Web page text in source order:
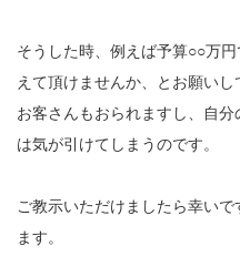
そうした時、例えば予算○○万
えて頂けませんか、とお願い
お客さんもおられますし、自
は気が引けてしまうのです。
ご教示いただけましたら幸い
ます。